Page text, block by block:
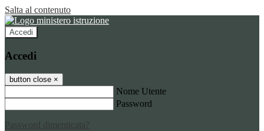
Salta al contenuto
Accedi
Accedi
button close ×
Nome Utente
Password
Password dimenticata?